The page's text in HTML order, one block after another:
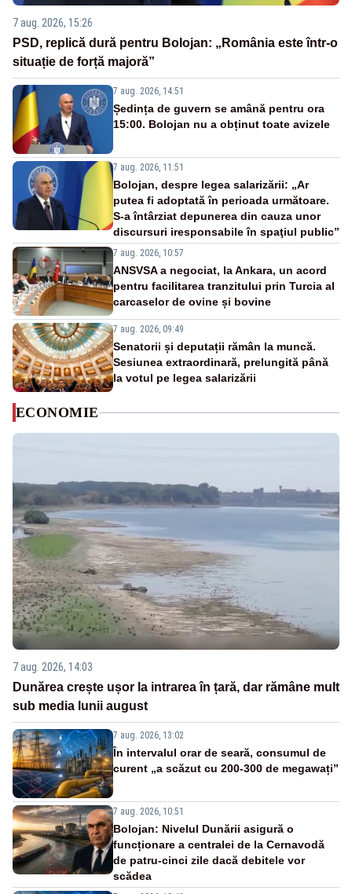
7 aug. 2026, 15:26
PSD, replică dură pentru Bolojan: „România este într-o
situație de forță majoră”
7 aug. 2026, 14:51
Ședința de guvern se amână pentru ora
15:00. Bolojan nu a obținut toate avizele
7 aug. 2026, 11:51
Bolojan, despre legea salarizării: „Ar
putea fi adoptată în perioada următoare.
S-a întârziat depunerea din cauza unor
discursuri iresponsabile în spaţiul public”
7 aug. 2026, 10:57
ANSVSA a negociat, la Ankara, un acord
pentru facilitarea tranzitului prin Turcia al
carcaselor de ovine și bovine
7 aug. 2026, 09:49
Senatorii și deputații rămân la muncă.
Sesiunea extraordinară, prelungită până
la votul pe legea salarizării
ECONOMIE
7 aug. 2026, 14:03
Dunărea crește ușor la intrarea în țară, dar rămâne mult
sub media lunii august
7 aug. 2026, 13:02
În intervalul orar de seară, consumul de
curent „a scăzut cu 200-300 de megawați”
7 aug. 2026, 10:51
Bolojan: Nivelul Dunării asigură o
funcționare a centralei de la Cernavodă
de patru-cinci zile dacă debitele vor
scădea